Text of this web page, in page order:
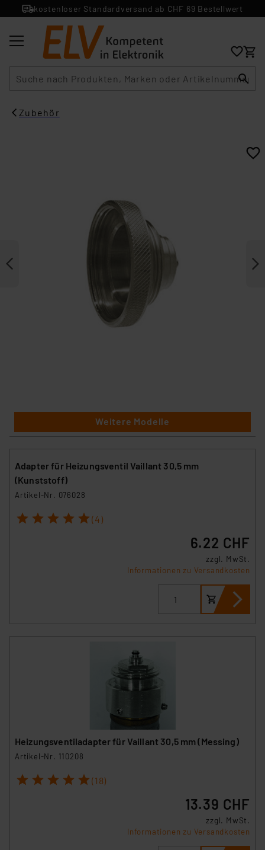
kostenloser Standardversand ab CHF 69 Bestellwert
Zubehör
Weitere Modelle
Adapter für Heizungsventil Vaillant 30,5 mm
(Kunststoff)
Artikel-Nr. 076028
1 2 3 4 5 (4)
6.22 CHF
zzgl. MwSt.
Informationen zu Versandkosten
Heizungsventiladapter für Vaillant 30,5 mm (Messing)
Artikel-Nr. 110208
1 2 3 4 5 (18)
13.39 CHF
zzgl. MwSt.
Informationen zu Versandkosten